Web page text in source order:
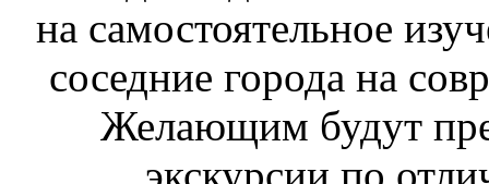
на самостоятельное
соседние города на
Желающим будут